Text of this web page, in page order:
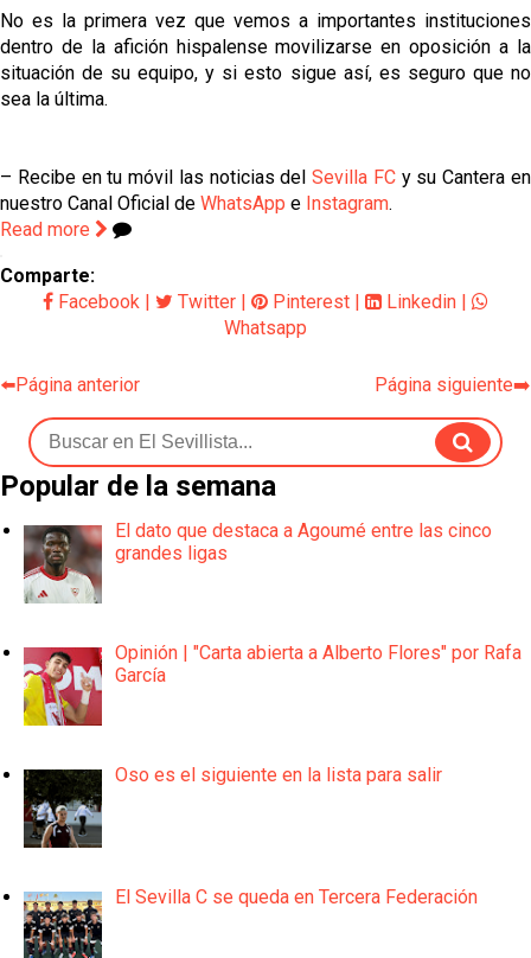
No es la primera vez que vemos a importantes instituciones
dentro de la afición hispalense movilizarse en oposición a la
situación de su equipo, y si esto sigue así, es seguro que no
sea la última.
– Recibe en tu móvil las noticias delSevilla FCy su Cantera en
nuestro Canal Oficial de WhatsApp e Instagram.
Read more
Comparte:
Facebook | Twitter | Pinterest | Linkedin |
Whatsapp
⬅️Página anterior Página siguiente➡️
Popular de la semana
El dato que destaca a Agoumé entre las cinco
grandes ligas
Opinión | "Carta abierta a Alberto Flores" por Rafa
García
Oso es el siguiente en la lista para salir
El Sevilla C se queda en Tercera Federación